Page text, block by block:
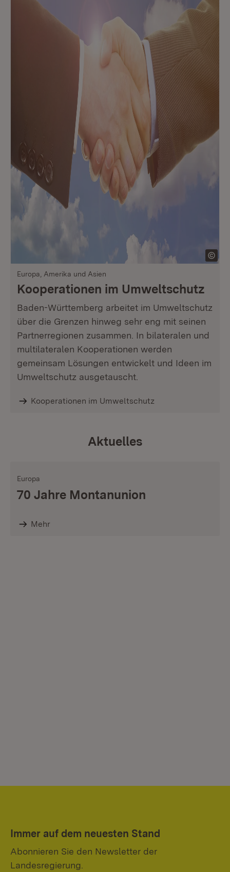
Europa, Amerika und Asien
Kooperationen im Umweltschutz
Baden-Württemberg arbeitet im Umweltschutz
über die Grenzen hinweg sehr eng mit seinen
Partnerregionen zusammen. In bilateralen und
multilateralen Kooperationen werden
gemeinsam Lösungen entwickelt und Ideen im
Umweltschutz ausgetauscht.
Kooperationen im Umweltschutz
Aktuelles
Europa
70 Jahre Montanunion
Mehr
Immer auf dem neuesten Stand
Abonnieren Sie den Newsletter der
Landesregierung.